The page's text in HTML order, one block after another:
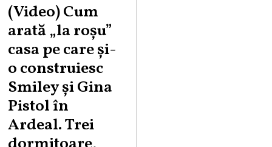
(Video) Cum
arată „la roşu”
casa pe care şi-
o construiesc
Smiley şi Gina
Pistol în
Ardeal. Trei